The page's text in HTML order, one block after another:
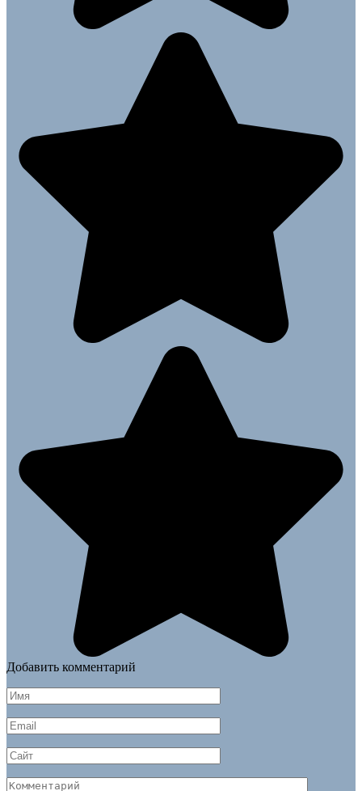
Добавить комментарий
Имя
*
Email
*
Сайт
Комментарий